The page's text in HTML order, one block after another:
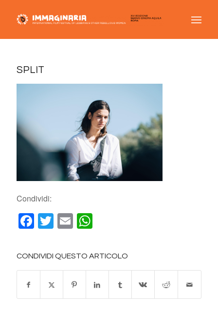
SPLIT
Condividi:
Facebook
Twitter
EmailWhatsApp
CONDIVIDI QUESTO ARTICOLO